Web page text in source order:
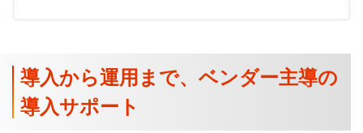
導入から運用まで、ベンダー主導の
導入サポート​